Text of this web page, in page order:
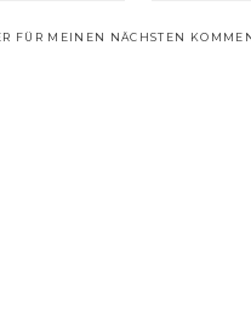
FÜR MEINEN NÄCHSTEN